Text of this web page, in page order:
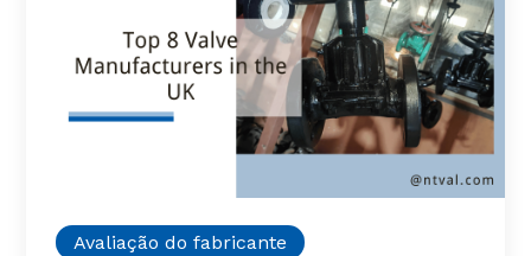
Avaliação do fabricante